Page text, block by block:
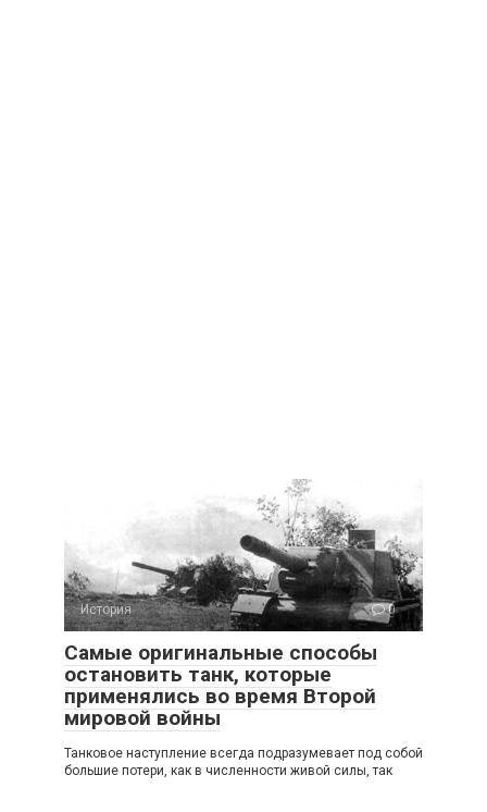
История 0
Самые оригинальные способы
остановить танк, которые
применялись во время Второй
мировой войны
Танковое наступление всегда подразумевает под собой
большие потери, как в численности живой силы, так